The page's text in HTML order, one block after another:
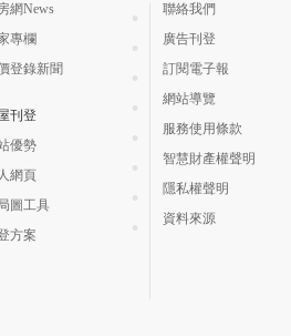
網News
專欄
登錄新聞
刊登
優勢
網頁
圖工具
方案
聯絡我們
廣告刊登
訂閱電子報
網站導覽
服務使用條款
智慧財產權聲明
隱私權聲明
資料來源